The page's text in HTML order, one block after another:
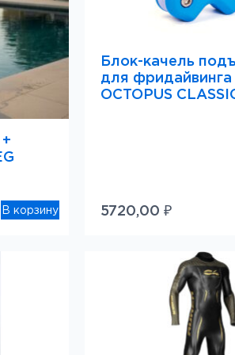
В корзину
Блок-качель
для фридайвинга
OCTOPUS
5720,00 ₽